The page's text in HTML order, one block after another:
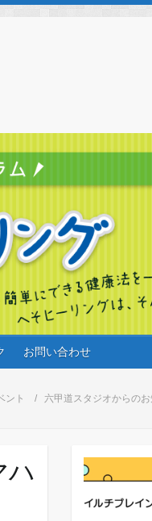
お問い合わせ
ント 六甲道スタジオからの
ハ